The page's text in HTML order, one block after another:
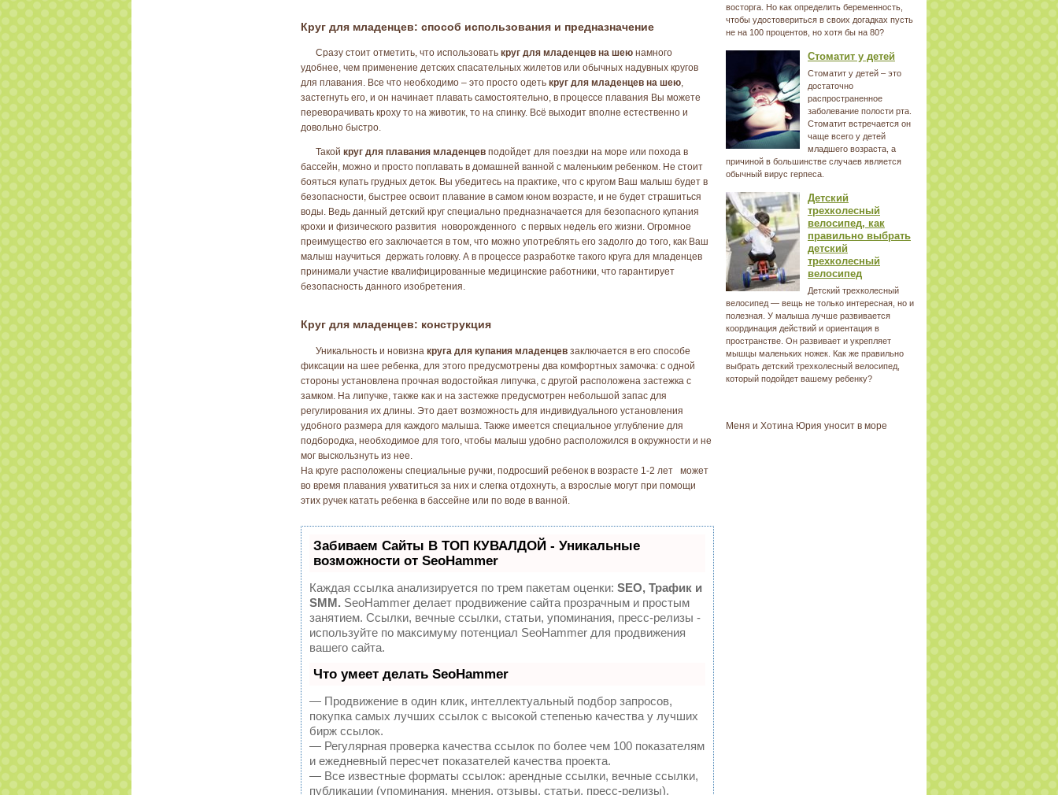
Круг для младенцев: способ использования и предназначение
Сразу стоит отметить, что использоватькруг для младенцев на шею намного
удобнее, чем применение детских спасательных жилетов или обычных надувных кругов
для плавания. Все что необходимо – это просто одеть круг для младенцев на шею,
застегнуть его, и он начинает плавать самостоятельно, в процессе плавания Вы можете
переворачивать кроху то на животик, то на спинку. Всё выходит вполне естественно и
довольно быстро.
Такойкруг для плавания младенцев подойдет для поездки на море или похода в
бассейн, можно и просто поплавать в домашней ванной с маленьким ребенком. Не стоит
бояться купать грудных деток. Вы убедитесь на практике, что с кругом Ваш малыш будет в
безопасности, быстрее освоит плавание в самом юном возрасте, и не будет страшиться
воды. Ведь данный детский круг специально предназначается для безопасного купания
крохи и физического развития новорожденного с первых недель его жизни. Огромное
преимущество его заключается в том, что можно употреблять его задолго до того, как Ваш
малыш научиться держать головку. А в процессе разработке такого круга для младенцев
принимали участие квалифицированные медицинские работники, что гарантирует
безопасность данного изобретения.
Круг для младенцев: конструкция
Уникальность и новизнакруга для купания младенцев заключается в его способе
фиксации на шее ребенка, для этого предусмотрены два комфортных замочка: с одной
стороны установлена прочная водостойкая липучка, с другой расположена застежка с
замком. На липучке, также как и на застежке предусмотрен небольшой запас для
регулирования их длины. Это дает возможность для индивидуального установления
удобного размера для каждого малыша. Также имеется специальное углубление для
подбородка, необходимое для того, чтобы малыш удобно расположился в окружности и не
мог выскользнуть из нее.
На круге расположены специальные ручки, подросший ребенок в возрасте 1-2 лет может
во время плавания ухватиться за них и слегка отдохнуть, а взрослые могут при помощи
этих ручек катать ребенка в бассейне или по воде в ванной.
Забиваем Сайты В ТОП КУВАЛДОЙ - Уникальные
возможности от SeoHammer
Каждая ссылка анализируется по трем пакетам оценки: SEO, Трафик и
SMM. SeoHammer делает продвижение сайта прозрачным и простым
занятием. Ссылки, вечные ссылки, статьи, упоминания, пресс-релизы -
используйте по максимуму потенциал SeoHammer для продвижения
вашего сайта.
Что умеет делать SeoHammer
— Продвижение в один клик, интеллектуальный подбор запросов,
покупка самых лучших ссылок с высокой степенью качества у лучших
бирж ссылок.
— Регулярная проверка качества ссылок по более чем 100 показателям
и ежедневный пересчет показателей качества проекта.
— Все известные форматы ссылок: арендные ссылки, вечные ссылки,
публикации (упоминания, мнения, отзывы, статьи, пресс-релизы).
восторга. Но как определить беременность,
чтобы удостовериться в своих догадках пусть
не на 100 процентов, но хотя бы на 80?
Стоматит у детей
Стоматит у детей – это
достаточно
распространенное
заболевание полости рта.
Стоматит встречается он
чаще всего у детей
младшего возраста, а
причиной в большинстве случаев является
обычный вирус герпеса.
Детский
трехколесный
велосипед, как
правильно выбрать
детский
трехколесный
велосипед
Детский трехколесный
велосипед — вещь не только интересная, но и
полезная. У малыша лучше развивается
координация действий и ориентация в
пространстве. Он развивает и укрепляет
мышцы маленьких ножек. Как же правильно
выбрать детский трехколесный велосипед,
который подойдет вашему ребенку?
Меня и Хотина Юрия уносит в море